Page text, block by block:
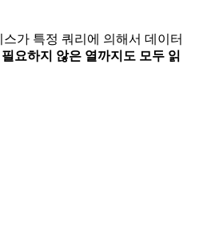
가 특정 쿼리에 의해서 데이터
요하지 않은 열까지도 모두 읽